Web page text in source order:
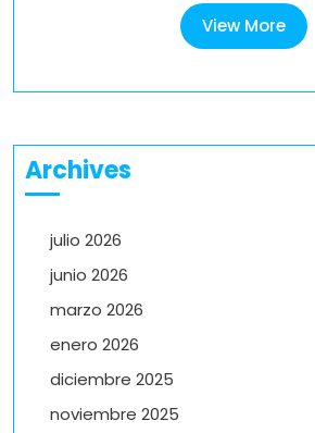
View MoreView
More
Archives
julio 2026
junio 2026
marzo 2026
enero 2026
diciembre 2025
noviembre 2025